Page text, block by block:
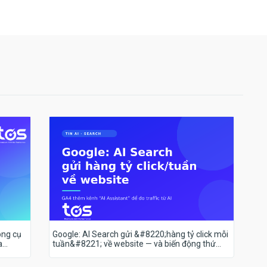
cụ
Google: AI Search gửi &#8220;hàng tỷ click mỗi
tuần&#8221; về website — và biến động thứ